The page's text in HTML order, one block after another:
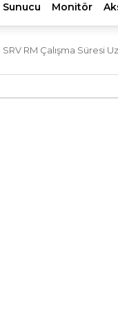
Sunucu Monitör
RM Çalışma Süresi